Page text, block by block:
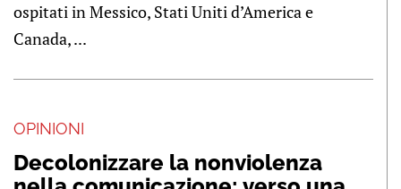
ospitati in Messico, Stati Uniti d’America e
Canada, ...
OPINIONI
Decolonizzare la nonviolenza